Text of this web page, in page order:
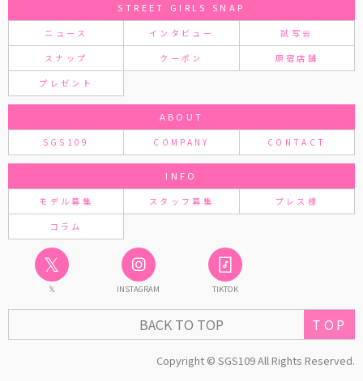
STREET GIRLS SNAP
ニュース インタビュー 試写会
スナップ クーポン 原宿店舗
プレゼント
ABOUT
SGS109 COMPANY CONTACT
INFO
モデル募集 スタッフ募集 プレス様
コラム
𝕏
𝕏 INSTAGRAM TIKTOK
BACK TO TOP
Copyright © SGS109 All Rights Reserved.
TOP